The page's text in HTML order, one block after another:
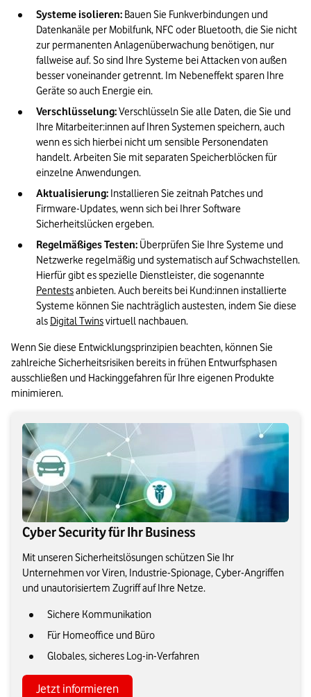
Systeme isolieren: Bauen Sie Funkverbindungen und
Datenkanäle per Mobilfunk, NFC oder Bluetooth, die Sie nicht
zur permanenten Anlagenüberwachung benötigen, nur
fallweise auf. So sind Ihre Systeme bei Attacken von außen
besser voneinander getrennt. Im Nebeneffekt sparen Ihre
Geräte so auch Energie ein.
Verschlüsselung: Verschlüsseln Sie alle Daten, die Sie und
Ihre Mitarbeiter:innen auf Ihren Systemen speichern, auch
wenn es sich hierbei nicht um sensible Personendaten
handelt. Arbeiten Sie mit separaten Speicherblöcken für
einzelne Anwendungen.
Aktualisierung: Installieren Sie zeitnah Patches und
Firmware-Updates, wenn sich bei Ihrer Software
Sicherheitslücken ergeben.
Regelmäßiges Testen: Überprüfen Sie Ihre Systeme und
Netzwerke regelmäßig und systematisch auf Schwachstellen.
Pentests anbieten. Auch bereits bei Kund:innen installierte
Systeme können Sie nachträglich austesten, indem Sie diese
als Digital Twins virtuell nachbauen.
Wenn Sie diese Entwicklungsprinzipien beachten, können Sie
zahlreiche Sicherheitsrisiken bereits in frühen Entwurfsphasen
ausschließen und Hackinggefahren für Ihre eigenen Produkte
minimieren.
Cyber Security für Ihr Business
Mit unseren Sicherheitslösungen schützen Sie Ihr
Unternehmen vor Viren, Industrie-Spionage, Cyber-Angriffen
und unautorisiertem Zugriff auf Ihre Netze.
Sichere Kommunikation
Für Homeoffice und Büro
Globales, sicheres Log-in-Verfahren
Jetzt informieren